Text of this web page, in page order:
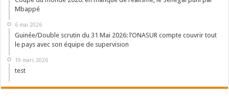
Mbappé
6 mai 2026
Guinée/Double scrutin du 31 Mai 2026: l’ONASUR compte couvrir tout
le pays avec son équipe de supervision
19 mars 2026
test